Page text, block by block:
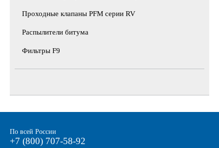
Проходные клапаны PFM серии RV
Распылители битума
Фильтры F9
По всей России
+7 (800) 707-58-92